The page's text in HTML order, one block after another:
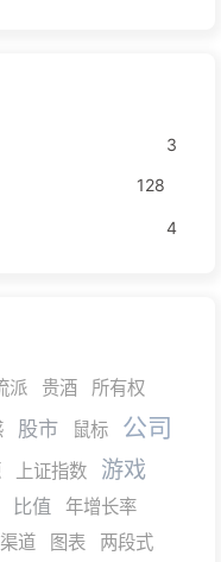
3
128
4
派 贵酒
所有权
股市 鼠标 公司
上证指数 游戏
比值
年增长率
渠道 图表
两段式